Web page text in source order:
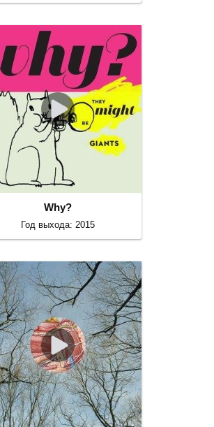
Why?
Год выхода: 2015